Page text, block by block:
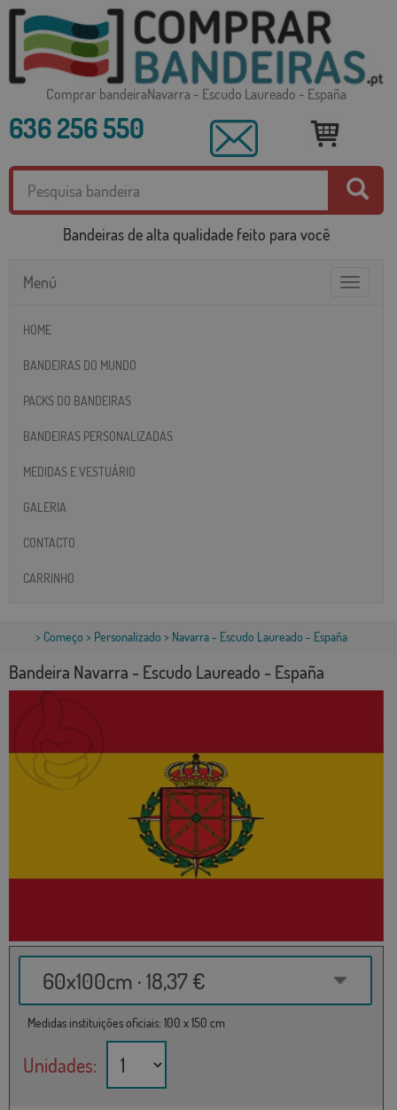
Comprar bandeiraNavarra - Escudo Laureado - España
636 256 550
Bandeiras de alta qualidade feito para você
Toggle
Menú
HOME
BANDEIRAS DO MUNDO
PACKS DO BANDEIRAS
BANDEIRAS PERSONALIZADAS
MEDIDAS E VESTUÁRIO
GALERIA
CONTACTO
CARRINHO
> Começo > Personalizado > Navarra - Escudo Laureado - España
Bandeira Navarra - Escudo Laureado - España
60x100cm · 18,37 €
Medidas instituições oficiais: 100 x 150 cm
Unidades: